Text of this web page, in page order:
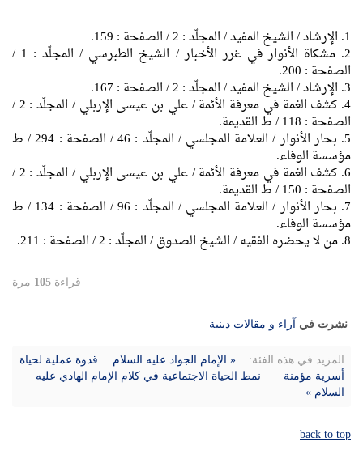
1. الإرشاد / الشيخ المفيد / المجلّد : 2 / الصفحة : 159.
2. مشكاة الأنوار في غرر الأخبار / الشيخ الطبرسي / المجلّد : 1 /
الصفحة : 200.
3. الإرشاد / الشيخ المفيد / المجلّد : 2 / الصفحة : 167.
4. كشف الغمة في معرفة الأئمة / علي بن عيسى الإربلي / المجلّد : 2 /
الصفحة : 118 / ط القديمة.
5. بحار الأنوار / العلامة المجلسي / المجلّد : 46 / الصفحة : 294 / ط
مؤسسة الوفاء.
6. كشف الغمة في معرفة الأئمة / علي بن عيسى الإربلي / المجلّد : 2 /
الصفحة : 150 / ط القديمة.
7. بحار الأنوار / العلامة المجلسي / المجلّد : 96 / الصفحة : 134 / ط
مؤسسة الوفاء.
8. من لا يحضره الفقيه / الشيخ الصدوق / المجلّد : 2 / الصفحة : 211.
قراءة 105 مرة
نشرت في آراء و مقالات دينية
المزيد في هذه الفئة:
« الإمام الجواد عليه السلام… قدوة عملية لحياة
أسرية مؤمنة
نمط الحياة الاجتماعية في كلام الإمام الهادي عليه
السلام »
back to top